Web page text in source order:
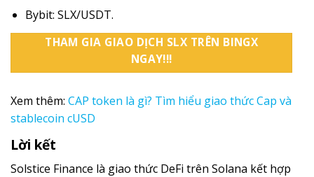
Bybit: SLX/USDT.
THAM GIA GIAO DỊCH SLX TRÊN BINGX
NGAY!!!
Xem thêm: CAP token là gì? Tìm hiểu giao thức Cap và
stablecoin cUSD
Lời kết
Solstice Finance là giao thức DeFi trên Solana kết hợp